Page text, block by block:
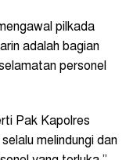
pilkada
adalah bagian
personel
Pak Kapolres
melindungi dan